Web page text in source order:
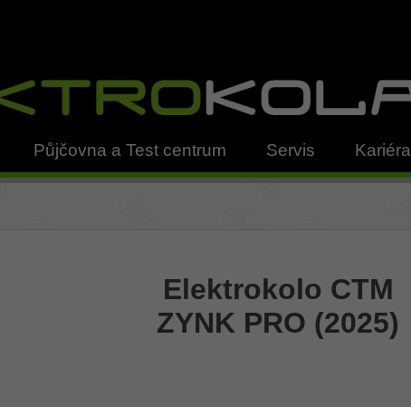
Půjčovna a Test centrum Servis Kariéra
Elektrokolo CTM
ZYNK PRO (2025)